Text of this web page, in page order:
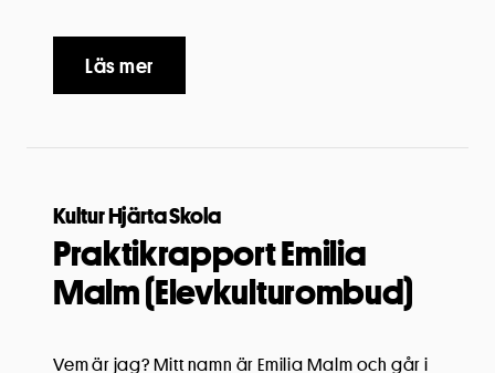
Läs mer
Kultur Hjärta Skola
Praktikrapport Emilia
Malm (Elevkulturombud)
Vem är jag? Mitt namn är Emilia Malm och går i